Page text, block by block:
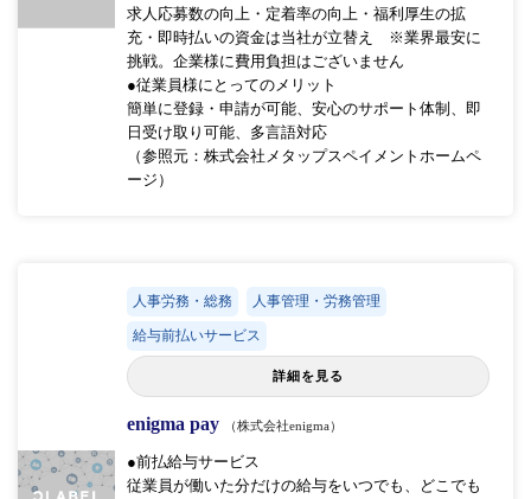
求人応募数の向上・定着率の向上・福利厚生の拡
充・即時払いの資金は当社が立替え ※業界最安に
挑戦。企業様に費用負担はございません
●従業員様にとってのメリット
簡単に登録・申請が可能、安心のサポート体制、即
日受け取り可能、多言語対応
（参照元：株式会社メタップスペイメントホームペ
ージ）
人事労務・総務 人事管理・労務管理
給与前払いサービス
詳細を見る
enigma pay （株式会社enigma）
●前払給与サービス
従業員が働いた分だけの給与をいつでも、どこでも